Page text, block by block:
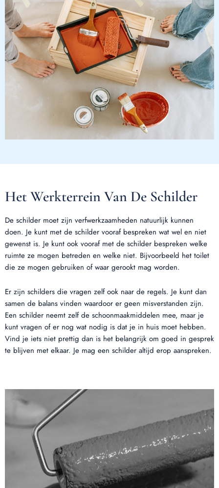
Het Werkterrein Van De Schilder
De schilder moet zijn verfwerkzaamheden natuurlijk kunnen
doen. Je kunt met de schilder vooraf bespreken wat wel en niet
gewenst is. Je kunt ook vooraf met de schilder bespreken welke
ruimte ze mogen betreden en welke niet. Bijvoorbeeld het toilet
die ze mogen gebruiken of waar gerookt mag worden.
Er zijn schilders die vragen zelf ook naar de regels. Je kunt dan
samen de balans vinden waardoor er geen misverstanden zijn.
Een schilder neemt zelf de schoonmaakmiddelen mee, maar je
kunt vragen of er nog wat nodig is dat je in huis moet hebben.
Vind je iets niet prettig dan is het belangrijk om goed in gesprek
te blijven met elkaar. Je mag een schilder altijd erop aanspreken.